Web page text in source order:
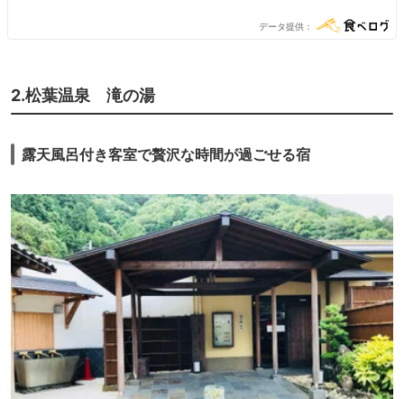
店 ディナー19：00までに入店 ※事前にお電話でお問い合わせをお願い致
データ提供
2.松葉温泉 滝の湯
露天風呂付き客室で贅沢な時間が過ごせる宿